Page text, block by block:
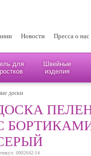
Новости Пресса о нас
для
Швейные
изделия
доски
0002642-14